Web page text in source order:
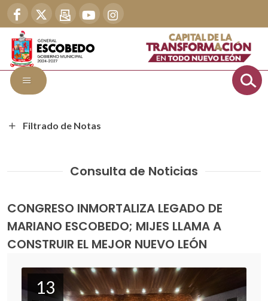
Filtrado de Notas
Consulta de Noticias
CONGRESO INMORTALIZA LEGADO DE
MARIANO ESCOBEDO; MIJES LLAMA A
CONSTRUIR EL MEJOR NUEVO LEÓN
13